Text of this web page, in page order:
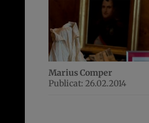
Marius Comper
Publicat: 26.02.2014